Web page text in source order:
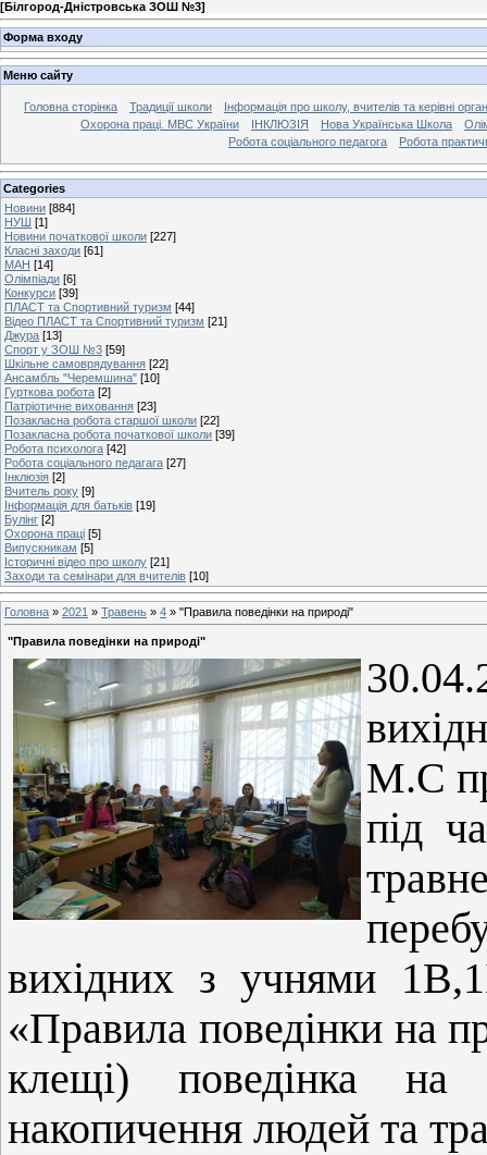
[Білгород-Дністровська ЗОШ №3]
Форма входу
Меню сайту
Головна сторінка Традиції школи
Інформація про школу, вчителів та керівні
Охорона праці. МВС України
ІНКЛЮЗІЯ Нова Українська Школа
Робота соціального педагога
Робота
Categories
Новини [884]
НУШ [1]
Новини початкової школи [227]
Класні заходи [61]
МАН [14]
Олімпіади [6]
Конкурси [39]
ПЛАСТ та Спортивний туризм [44]
Відео ПЛАСТ та Спортивний туризм [21]
Джура [13]
Спорт у ЗОШ №3 [59]
Шкільне самоврядування [22]
Ансамбль "Черемшина" [10]
Гурткова робота [2]
Патріотичне виховання [23]
Позакласна робота старшої школи [22]
Позакласна робота початкової школи [39]
Робота психолога [42]
Робота соціального педагага [27]
Інклюзія [2]
Вчитель року [9]
Інформація для батьків [19]
Булінг [2]
Охорона праці [5]
Випускникам [5]
Історичні відео про школу [21]
Заходи та семінари для вчителів [10]
Головна » 2021 » Травень » 4 » "Правила поведінки на природі"
"Правила поведінки на природі"
М.С
під
вихідних з учнями
«Правила поведінки на
клещі) поведінка
накопичення людей та